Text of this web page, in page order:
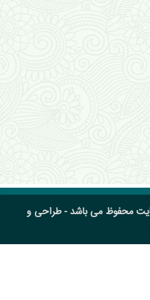
محفوظ می باشد - طراحی و